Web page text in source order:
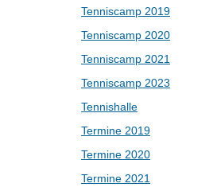
Tenniscamp 2019
Tenniscamp 2020
Tenniscamp 2021
Tenniscamp 2023
Tennishalle
Termine 2019
Termine 2020
Termine 2021